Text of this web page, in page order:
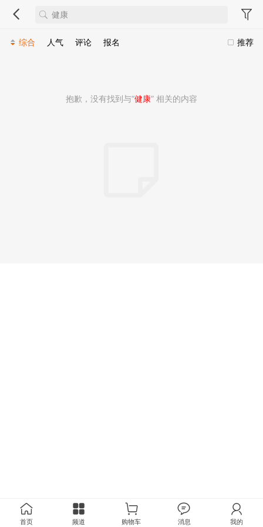
推荐
综合 人气 评论 报名
抱歉，没有找到与“健康” 相关的内容
首页 频道 购物车 消息 我的